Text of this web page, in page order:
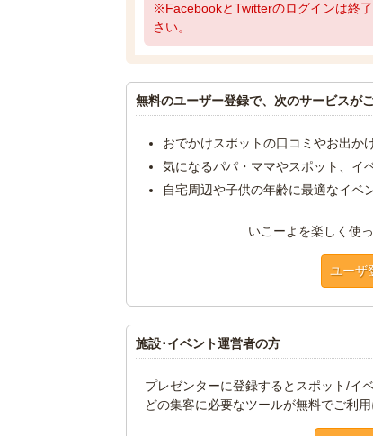
※FacebookとTwitterのログインは終
さい。
無料のユーザー登録で、次のサービスが
おでかけスポットの口コミやお出か
気になるパパ・ママやスポット、イ
自宅周辺や子供の年齢に最適なイベ
いこーよを楽しく使
ユーザ
施設･イベント運営者の方
プレゼンターに登録するとスポット/イ
どの集客に必要なツールが無料でご利用